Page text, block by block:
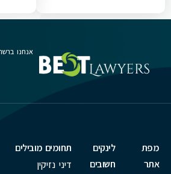
אנחנו ברשת
מפת
אתר
לינקים
חשובים
תחומים מובילים
דיני נזיקין